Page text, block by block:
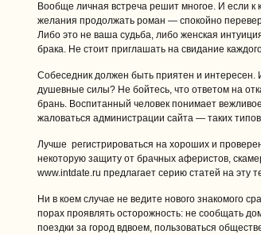
Вообще личная встреча решит многое. И если к
желания продолжать роман — спокойно
Либо это не ваша судьба, либо женская
брака. Не стоит приглашать на свидание
Собеседник должен быть приятен и интересен.
душевные силы? Не бойтесь, что ответом на
брань. Воспитанный человек понимает
жаловаться администрации сайта — таких
Лучше регистрироваться на хороших и
некоторую защиту от брачных аферистов,
www.intdate.ru предлагает серию статей на эту
Ни в коем случае не ведите нового знакомого
порах проявлять осторожность: не сообщать
поездки за город вдвоем, пользоваться